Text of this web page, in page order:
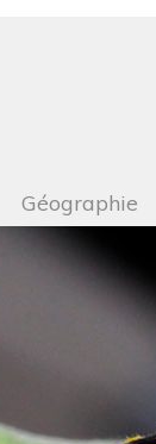
Géographie